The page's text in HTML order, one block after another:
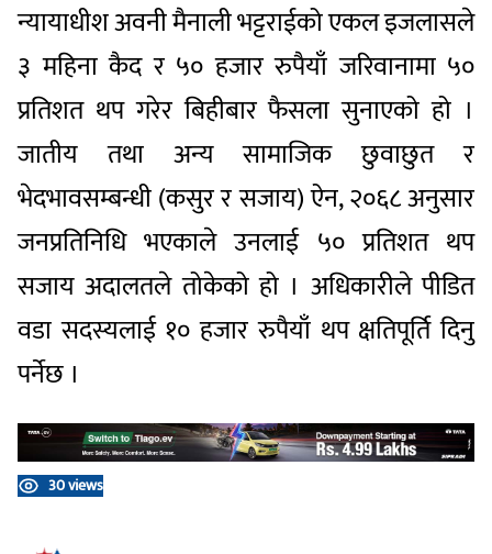
न्यायाधीश अवनी मैनाली भट्टराईको एकल इजलासले
३ महिना कैद र ५० हजार रुपैयाँ जरिवानामा ५०
प्रतिशत थप गरेर बिहीबार फैसला सुनाएको हो ।
जातीय तथा अन्य सामाजिक छुवाछुत र
भेदभावसम्बन्धी (कसुर र सजाय) ऐन, २०६८ अनुसार
जनप्रतिनिधि भएकाले उनलाई ५० प्रतिशत थप
सजाय अदालतले तोकेको हो । अधिकारीले पीडित
वडा सदस्यलाई १० हजार रुपैयाँ थप क्षतिपूर्ति दिनु
पर्नेछ ।
30 views